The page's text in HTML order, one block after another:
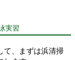
実習
て、まずは浜清掃